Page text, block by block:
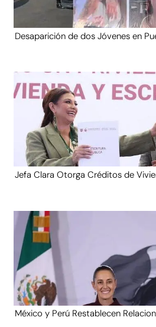
Desaparición de dos Jóvenes en
Jefa Clara Otorga Créditos de
México y Perú Restablecen